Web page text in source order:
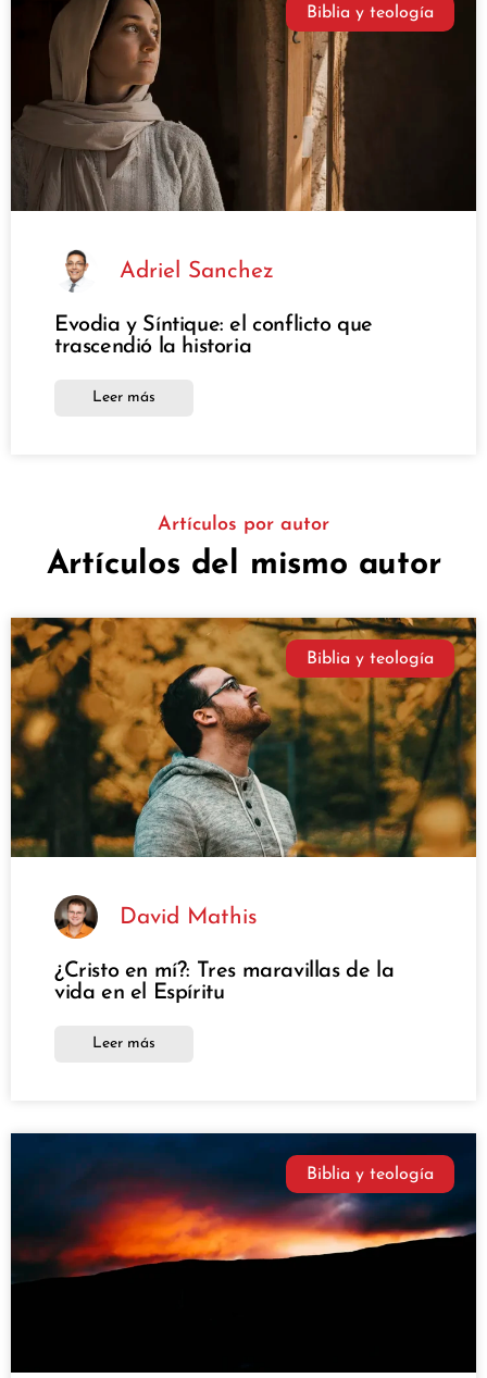
Biblia y teología
Adriel Sanchez
Evodia y Síntique: el conflicto que
trascendió la historia
Leer más
Artículos por autor
Artículos del mismo autor
Biblia y teología
David Mathis
¿Cristo en mí?: Tres maravillas de la
vida en el Espíritu
Leer más
Biblia y teología